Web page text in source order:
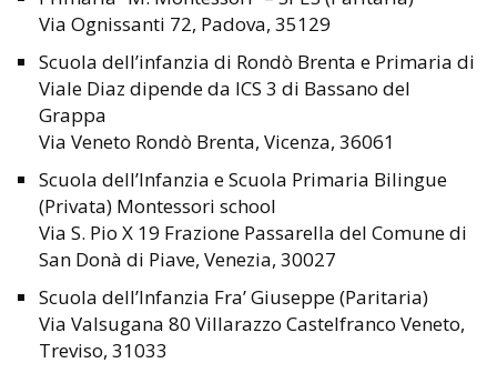
Via Ognissanti 72, Padova, 35129
Scuola dell’infanzia di Rondò Brenta e Primaria di
Viale Diaz dipende da ICS 3 di Bassano del
Grappa
Via Veneto Rondò Brenta, Vicenza, 36061
Scuola dell’Infanzia e Scuola Primaria Bilingue
(Privata) Montessori school
Via S. Pio X 19 Frazione Passarella del Comune di
San Donà di Piave, Venezia, 30027
Scuola dell’Infanzia Fra’ Giuseppe (Paritaria)
Via Valsugana 80 Villarazzo Castelfranco Veneto,
Treviso, 31033